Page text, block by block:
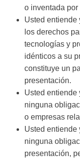
o inventada por
Usted entiende
los derechos
tecnologías y
idénticos a su
constituye un
presentación.
Usted entiende
ninguna
o empresas
Usted entiende
ninguna
presentación,